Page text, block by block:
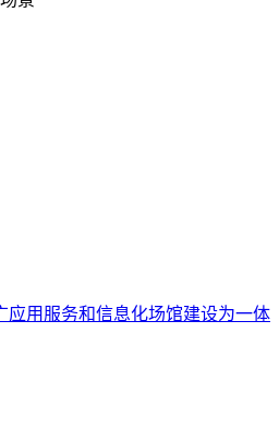
应用服务和信息化场馆建设为一体